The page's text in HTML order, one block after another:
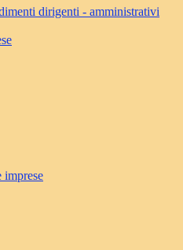
dirigenti - amministrativi